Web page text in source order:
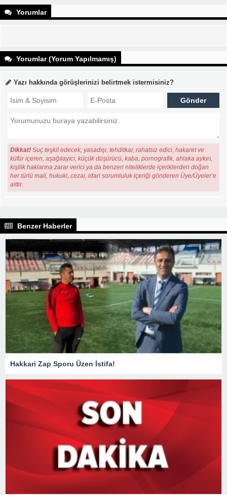
Yorumlar
Yorumlar (Yorum Yapılmamış)
Yazı hakkında görüşlerinizi belirtmek istermisiniz?
Dikkat! Suç teşkil edecek, yasadışı, tehditkar, rahatsız edici, hakaret ve
küfür içeren, aşağılayıcı, küçük düşürücü, kaba, pornografik, ahlaka aykırı,
kişilik haklarına zarar verici ya da benzeri niteliklerde içeriklerden doğan
her türlü mali, hukuki, cezai, idari sorumluluk içeriği gönderen Üye/Üyeler’e
aittir.
Benzer Haberler
Hakkari Zap Sporu Üzen İstifa!